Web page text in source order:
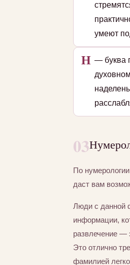
умеют
Н — буква
03
По
даст вам
Люди с данной
информации,
развлечение —
Это отлично
фамилией